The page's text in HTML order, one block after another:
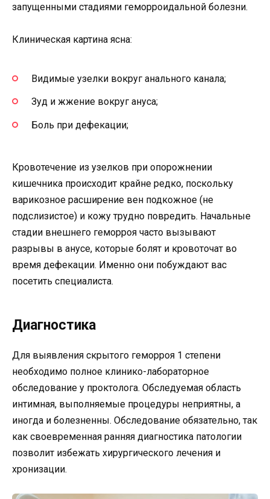
запущенными стадиями геморроидальной болезни.
Клиническая картина ясна:
Видимые узелки вокруг анального канала;
Зуд и жжение вокруг ануса;
Боль при дефекации;
Кровотечение из узелков при опорожнении
кишечника происходит крайне редко, поскольку
варикозное расширение вен подкожное (не
подслизистое) и кожу трудно повредить. Начальные
стадии внешнего геморроя часто вызывают
разрывы в анусе, которые болят и кровоточат во
время дефекации. Именно они побуждают вас
посетить специалиста.
Диагностика
Для выявления скрытого геморроя 1 степени
необходимо полное клинико-лабораторное
обследование у проктолога. Обследуемая область
интимная, выполняемые процедуры неприятны, а
иногда и болезненны. Обследование обязательно, так
как своевременная ранняя диагностика патологии
позволит избежать хирургического лечения и
хронизации.